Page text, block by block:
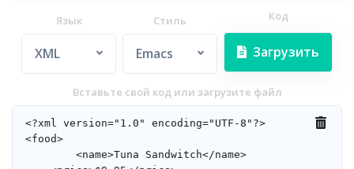
Язык
XML
Стиль
Emacs
Код
Загрузить
Вставьте свой код или загрузите файл